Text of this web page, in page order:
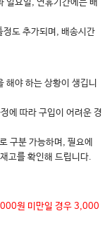
는 방법(Maximizing
Safety with
Safety with
일요일, 연휴기간에는 배
도 추가되며, 배송시간
해야 하는 상황이 생깁니
에 따라 구입이 어려운 경
구분 가능하며, 필요에
고를 확인해 드립니다.
원 미만일 경우 3,000